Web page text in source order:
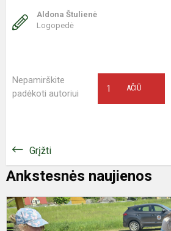
Aldona Štulienė
Logopedė
Nepamirškite
padėkoti autoriui
AČIŪ
1
Grįžti
Ankstesnės naujienos